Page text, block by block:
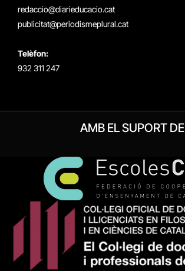
redaccio@diarieducacio.cat
publicitat@periodismeplural.cat
Telèfon:
932 311 247
AMB EL SUPORT DE